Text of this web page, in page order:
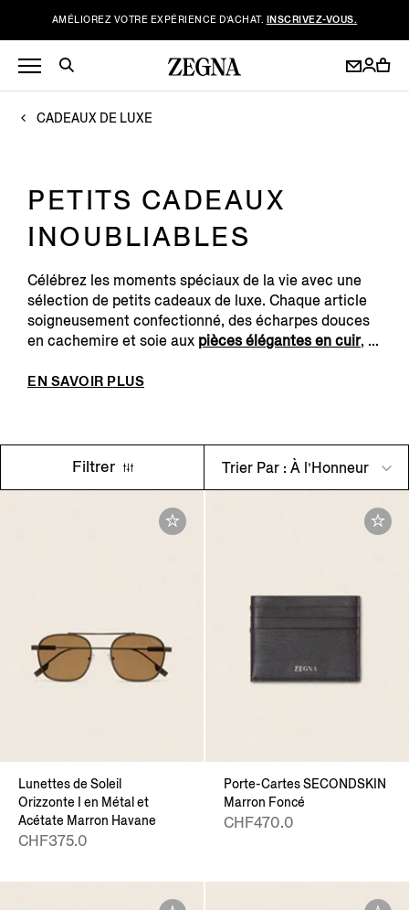
AMÉLIOREZ VOTRE EXPÉRIENCE D’ACHAT. INSCRIVEZ-VOUS.
CADEAUX DE LUXE
PETITS CADEAUX
INOUBLIABLES
Célébrez les moments spéciaux de la vie avec une
sélection de petits cadeaux de luxe. Chaque article
soigneusement confectionné, des écharpes douces
en cachemire et soie aux pièces élégantes en cuir, ...
EN SAVOIR PLUS
Filtrer Trier Par : À l’Honneur
Lunettes de Soleil
Orizzonte I en Métal et
Acétate Marron Havane
CHF375.0
Porte-Cartes SECONDSKIN
Marron Foncé
CHF470.0